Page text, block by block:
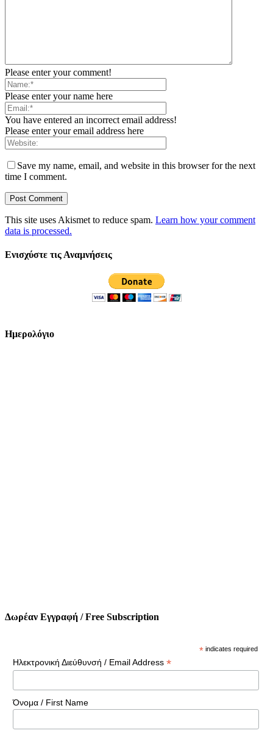
Please enter your comment!
Please enter your name here
You have entered an incorrect email address!
Please enter your email address here
Save my name, email, and website in this browser for the next
time I comment.
This site uses Akismet to reduce spam. Learn how your comment
data is processed.
Ενισχύστε τις Αναμνήσεις
Ημερολόγιο
Δωρέαν Εγγραφή / Free Subscription
* indicates required
Ηλεκτρονική Διεύθυνσή / Email Address *
Όνομα / First Name